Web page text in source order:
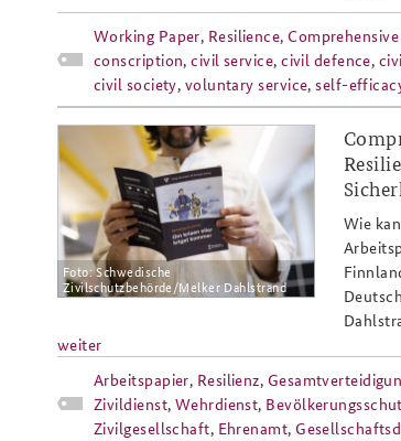
Working Paper, Resilience,
conscription,civil service,civil defence,
civil society, voluntary service,self-
ap4-
Foto: Schwedische
Zivilschutzbehörde/Melker Dahlstrand
Wie
weiter
Arbeitspapier, Resilienz,
Zivildienst, Wehrdienst,
Zivilgesellschaft, Ehrenamt,